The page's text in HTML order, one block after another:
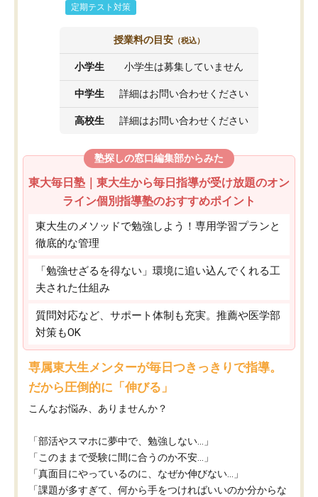
定期テスト対策
授業料の目安 （税込）
小学生 小学生は募集していません
中学生 詳細はお問い合わせください
高校生 詳細はお問い合わせください
塾探しの窓口編集部からみた
東大毎日塾｜東大生から毎日指導が受け放題のオン
ライン個別指導塾のおすすめポイント
東大生のメソッドで勉強しよう！専用学習プランと
徹底的な管理
「勉強せざるを得ない」環境に追い込んでくれる工
夫された仕組み
質問対応など、サポート体制も充実。推薦や医学部
対策もOK
専属東大生メンターが毎日つきっきりで指導。
だから圧倒的に「伸びる」
こんなお悩み、ありませんか？
「部活やスマホに夢中で、勉強しない…」
「このままで受験に間に合うのか不安…」
「真面目にやっているのに、なぜか伸びない…」
「課題が多すぎて、何から手をつければいいのか分からな